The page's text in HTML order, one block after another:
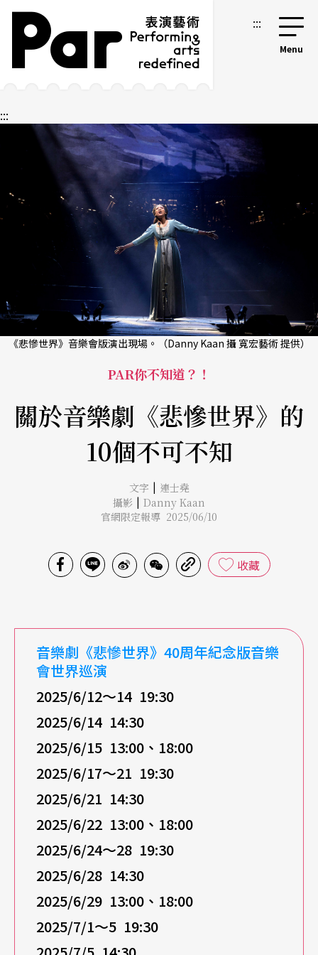
跳到主要內容區塊
網站導覽 :::
:::
《悲慘世界》音樂會版演出現場。（Danny Kaan 攝 寬宏藝術 提供）
PAR你不知道？！
關於音樂劇《悲慘世界》的
10個不可不知
文字 | 連士堯
攝影 | Danny Kaan
官網限定報導 2025/06/10
收藏
音樂劇《悲慘世界》 40周年紀念版音樂
會世界巡演
2025/6/12～14 19:30
2025/6/14 14:30
2025/6/15 13:00 、18:00
2025/6/17～21 19:30
2025/6/21 14:30
2025/6/22 13:00 、18:00
2025/6/24～28 19:30
2025/6/28 14:30
2025/6/29 13:00 、18:00
2025/7/1～5 19:30